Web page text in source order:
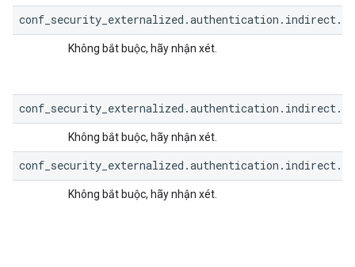
Không bắt buộc, hãy nhận xét.
Không bắt buộc, hãy nhận xét.
Không bắt buộc, hãy nhận xét.